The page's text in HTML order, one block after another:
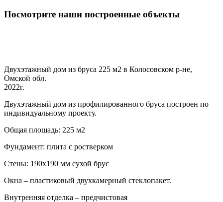
Посмотрите наши построенные объекты
Двухэтажный дом из бруса 225 м2 в Колосовском р-не,
Омской обл.
2022г.
Двухэтажный дом из профилированного бруса построен по
индивидуальному проекту.
Общая площадь: 225 м2
Фундамент: плита с ростверком
Стены: 190х190 мм сухой брус
Окна – пластиковый двухкамерный стеклопакет.
Внутренняя отделка – предчистовая